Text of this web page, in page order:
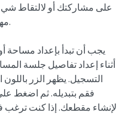
على مشاركتك أو لالتقاط
مهما كانت أسبابك ، يظل الإجراء كما هو.
يجب أن تبدأ بإعداد مساحة
أثناء إعداد تفاصيل جلسة
التسجيل. يظهر الزر
فقم بتبديله. ثم اضغط
لإنشاء مقطعك. إذا كنت ترغب